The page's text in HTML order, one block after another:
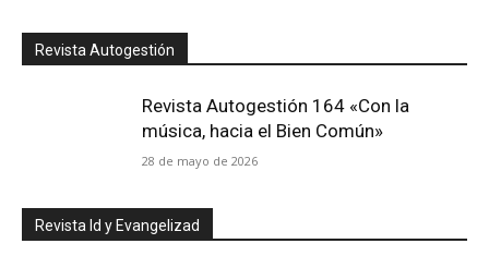
Revista Autogestión
Revista Autogestión 164 «Con la
música, hacia el Bien Común»
28 de mayo de 2026
Revista Id y Evangelizad